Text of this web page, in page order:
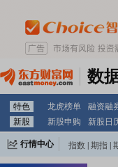
数
特色 龙虎榜单 融资融
新股
新股申购 新股日
行情中心 指数 期指